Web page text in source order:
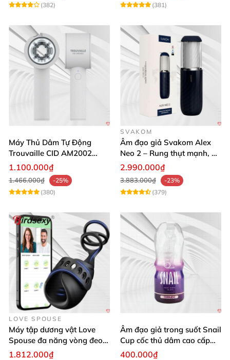
(382)
(381)
Máy Thủ Dâm Tự Động
Trouvaille CID AM2002
Mạnh Mẽ Dễ Lên Đỉnh
1.100.000₫
1.466.000₫
-25%
(380)
SVAKOM
Âm đạo giả Svakom Alex
Neo 2 – Rung thụt mạnh, đa
năng, cải tiến mới
2.990.000₫
3.883.000₫
-23%
(379)
LOVE SPOUSE
Máy tập dương vật Love
Spouse đa năng vòng đeo
điều khiển qua app tiện lợi
1.812.000₫
Âm đạo giả trong suốt Snail
Cup cốc thủ dâm cao cấp
nam giới
400.000₫